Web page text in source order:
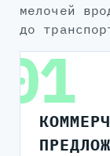
мелочей
до
01